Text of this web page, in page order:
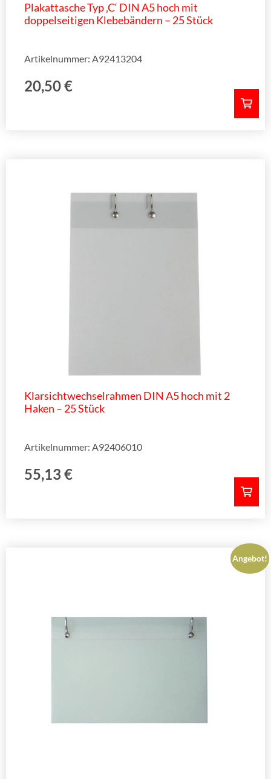
Plakattasche Typ ‚C‘ DIN A5 hoch mit
doppelseitigen Klebebändern – 25 Stück
20,50€
Artikelnummer: A92413204
Klarsichtwechselrahmen DIN A5 hoch mit 2
Haken – 25 Stück
55,13 €
Artikelnummer: A92406010
Angebot!